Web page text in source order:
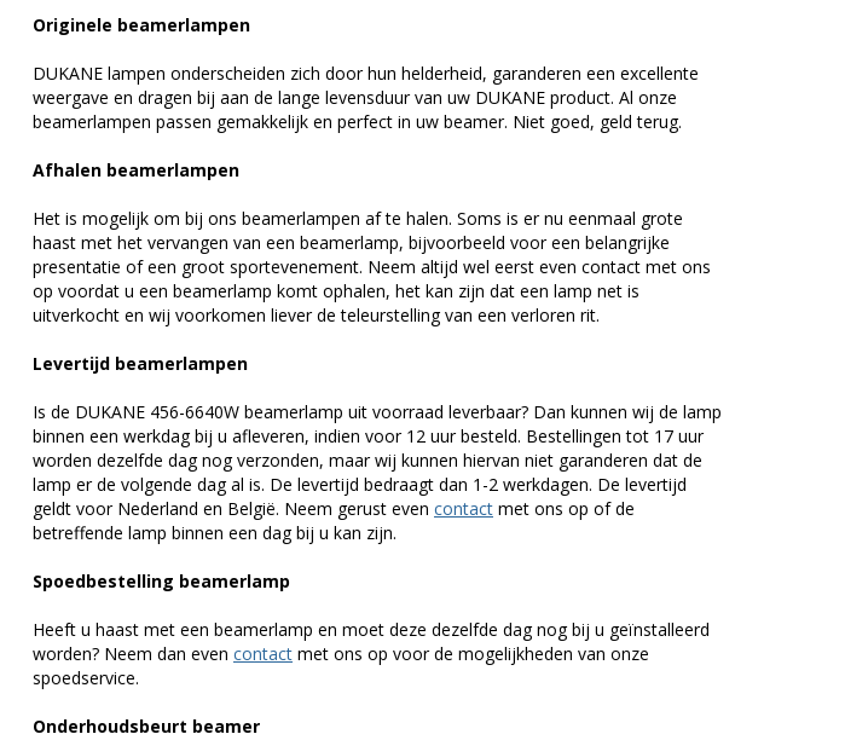
Originele beamerlampen
DUKANE lampen onderscheiden zich door hun helderheid, garanderen een excellente
weergave en dragen bij aan de lange levensduur van uw DUKANE product. Al onze
beamerlampen passen gemakkelijk en perfect in uw beamer. Niet goed, geld terug.
Afhalen beamerlampen
Het is mogelijk om bij ons beamerlampen af te halen. Soms is er nu eenmaal grote
haast met het vervangen van een beamerlamp, bijvoorbeeld voor een belangrijke
presentatie of een groot sportevenement. Neem altijd wel eerst even contact met ons
op voordat u een beamerlamp komt ophalen, het kan zijn dat een lamp net is
uitverkocht en wij voorkomen liever de teleurstelling van een verloren rit.
Levertijd beamerlampen
Is de DUKANE 456-6640W beamerlamp uit voorraad leverbaar? Dan kunnen wij de lamp
binnen een werkdag bij u afleveren, indien voor 12 uur besteld. Bestellingen tot 17 uur
worden dezelfde dag nog verzonden, maar wij kunnen hiervan niet garanderen dat de
lamp er de volgende dag al is. De levertijd bedraagt dan 1-2 werkdagen. De levertijd
geldt voor Nederland en België. Neem gerust even contact met ons op of de
betreffende lamp binnen een dag bij u kan zijn.
Spoedbestelling beamerlamp
Heeft u haast met een beamerlamp en moet deze dezelfde dag nog bij u geïnstalleerd
worden? Neem dan even contact met ons op voor de mogelijkheden van onze
spoedservice.
Onderhoudsbeurt beamer